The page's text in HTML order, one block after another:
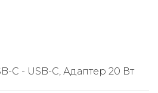
C - USB-C, Адаптер 20 Вт